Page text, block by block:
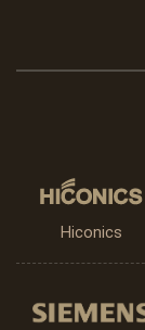
Hiconics